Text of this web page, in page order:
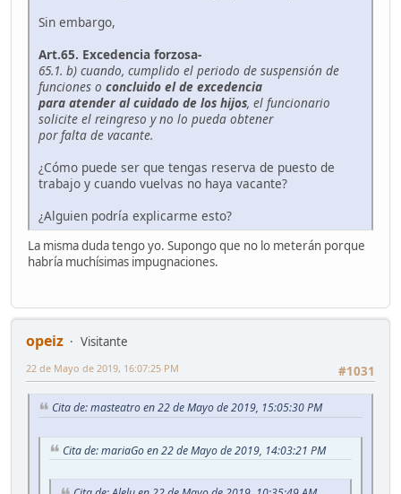
Sin embargo,
Art.65. Excedencia forzosa-
65.1. b) cuando, cumplido el periodo de suspensión de
funciones o concluido el de excedencia
para atender al cuidado de los hijos, el funcionario
solicite el reingreso y no lo pueda obtener
por falta de vacante.
¿Cómo puede ser que tengas reserva de puesto de
trabajo y cuando vuelvas no haya vacante?
¿Alguien podría explicarme esto?
La misma duda tengo yo. Supongo que no lo meterán porque
habría muchísimas impugnaciones.
opeiz
Visitante
#1031
22 de Mayo de 2019, 16:07:25 PM
Cita de: masteatro en 22 de Mayo de 2019, 15:05:30 PM
Cita de: mariaGo en 22 de Mayo de 2019, 14:03:21 PM